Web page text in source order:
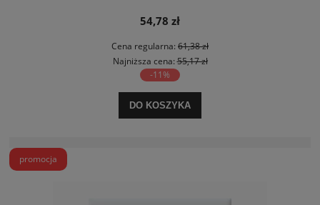
54,78 zł
Cena regularna: 61,38 zł
Najniższa cena:55,17 zł
-11%
DO KOSZYKA
promocja